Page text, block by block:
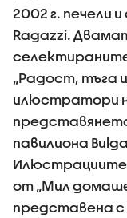
2002 г. печели
Ragazzi.
„Радост, тъга
илюстратори
представянето
павилиона
Илюстрациите
от „Мил
представена